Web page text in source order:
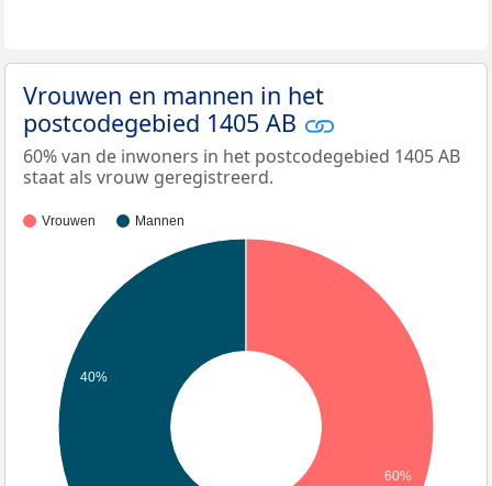
Vrouwen en mannen in het
postcodegebied 1405 AB
60% van de inwoners in het postcodegebied 1405 AB
staat als vrouw geregistreerd.
Vrouwen Mannen
40%
60%